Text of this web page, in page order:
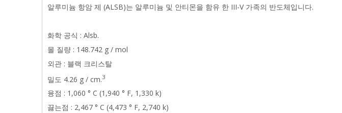
알루미늄 항암 제 (ALSB)는 알루미늄 및 안티몬을 함유 한 III-V 가족의 반도체입니다.
화학 공식 : Alsb.
몰 질량 : 148.742 g / mol
외관 : 블랙 크리스탈
밀도 4.26 g / cm.3
융점 : 1,060 ° C (1,940 ° F, 1,330 k)
끓는점 : 2,467 ° C (4,473 ° F, 2,740 k)